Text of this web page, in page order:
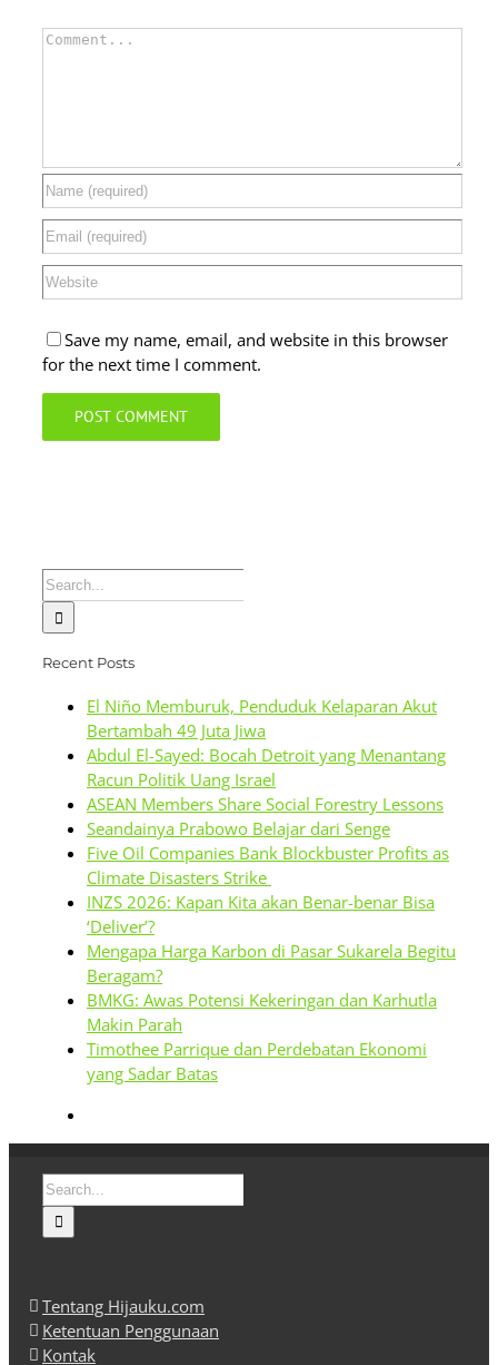
Comment
Save my name, email, and website in this browser
for the next time I comment.
Search
for:
Recent Posts
El Niño Memburuk, Penduduk Kelaparan Akut
Bertambah 49 Juta Jiwa
Abdul El-Sayed: Bocah Detroit yang Menantang
Racun Politik Uang Israel
ASEAN Members Share Social Forestry Lessons
Seandainya Prabowo Belajar dari Senge
Five Oil Companies Bank Blockbuster Profits as
Climate Disasters Strike
INZS 2026: Kapan Kita akan Benar-benar Bisa
‘Deliver’?
Mengapa Harga Karbon di Pasar Sukarela Begitu
Beragam?
BMKG: Awas Potensi Kekeringan dan Karhutla
Makin Parah
Timothee Parrique dan Perdebatan Ekonomi
yang Sadar Batas
Search
for:
Tentang Hijauku.com
Ketentuan Penggunaan
Kontak